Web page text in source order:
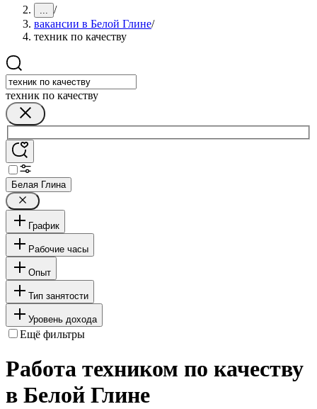
... /
вакансии в Белой Глине/
техник по качеству
техник по качеству
Белая Глина
График
Рабочие часы
Опыт
Тип занятости
Уровень дохода
Ещё фильтры
Работа техником по качеству
в Белой Глине